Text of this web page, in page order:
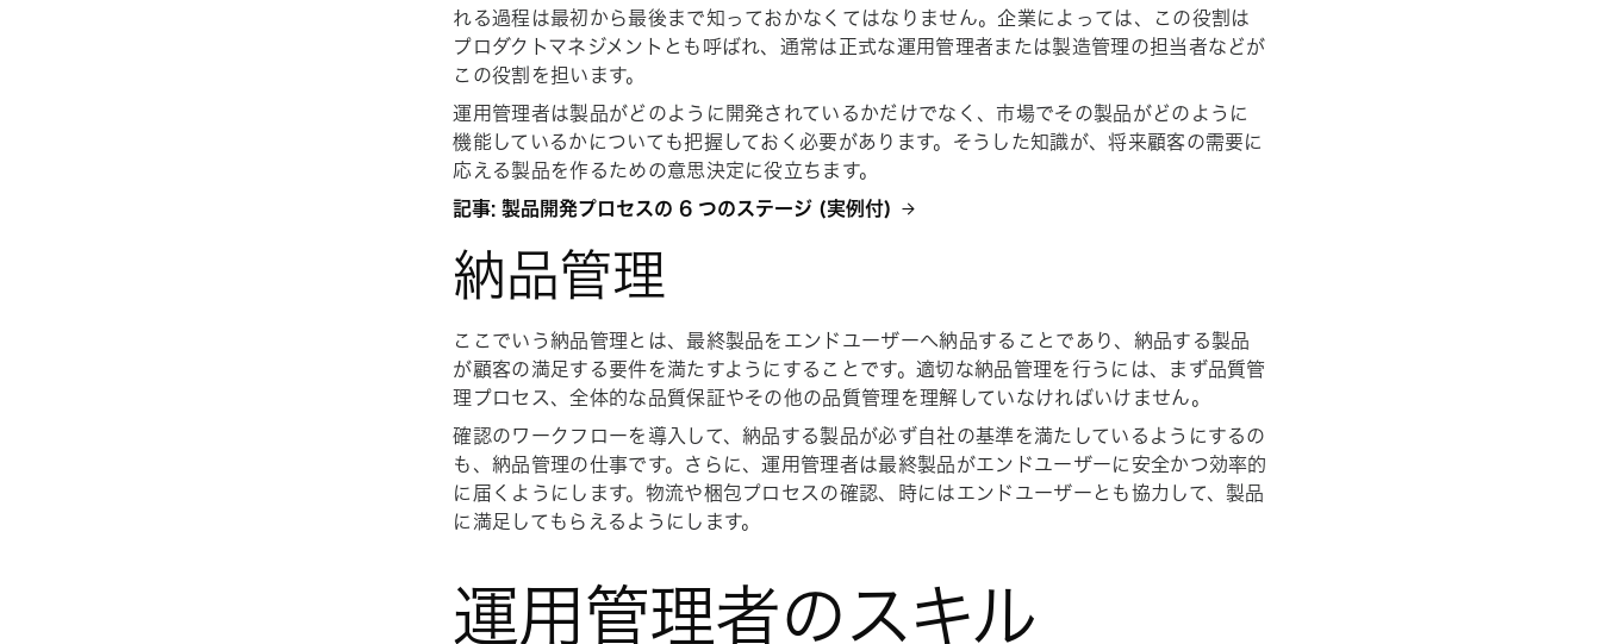
れる過程は最初から最後まで知っておかなくてはなりません。企業によっては、この役割は
プロダクトマネジメントとも呼ばれ、通常は正式な運用管理者または製造管理の担当者などが
この役割を担います。
運用管理者は製品がどのように開発されているかだけでなく、市場でその製品がどのように
機能しているかについても把握しておく必要があります。そうした知識が、将来顧客の需要に
応える製品を作るための意思決定に役立ちます。
記事: 製品開発プロセスの 6 つのステージ (実例付)
納品管理
ここでいう納品管理とは、最終製品をエンドユーザーへ納品することであり、納品する製品
が顧客の満足する要件を満たすようにすることです。適切な納品管理を行うには、まず品質管
理プロセス、全体的な品質保証やその他の品質管理を理解していなければいけません。
確認のワークフローを導入して、納品する製品が必ず自社の基準を満たしているようにするの
も、納品管理の仕事です。さらに、運用管理者は最終製品がエンドユーザーに安全かつ効率的
に届くようにします。物流や梱包プロセスの確認、時にはエンドユーザーとも協力して、製品
に満足してもらえるようにします。
運用管理者のスキル